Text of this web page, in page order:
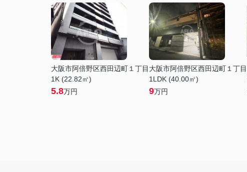
大阪市阿倍野区西田辺町１丁目
1K (22.82㎡)
5.8万円
大阪市阿倍野区西田辺町１丁目
1LDK (40.00㎡)
9万円